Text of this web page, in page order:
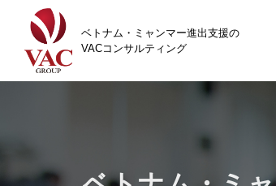
ベトナム・ミャンマー進出支援の
VACコンサルティング